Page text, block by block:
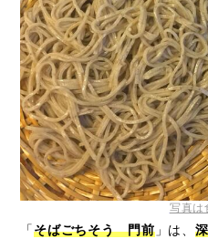
写真は
「そばごちそう 門前」は、